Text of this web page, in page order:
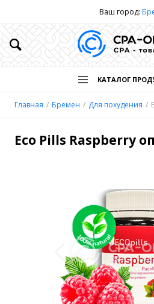
Ваш город:
КАТАЛОГ
Главная Бремен Для похудения
Eco Pills Raspberry